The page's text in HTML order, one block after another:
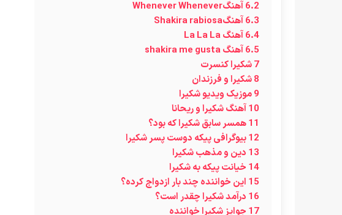
6.2آهنگWhenever Whenever
6.3آهنگShakira rabiosa
6.4آهنگ La La La
6.5آهنگ shakira me gusta
7شکیرا کنسرت
8شکیرا و فرزندان
9موزیک ویدیو شکیرا
10آهنگ شکیرا و ریحانا
11همسر سابق شکیرا که بود؟
12بیوگرافی پیکه دوست پسر شکیرا
13 دین و مذهب شکیرا
14 خیانت پیکه به شکیرا
15 این خواننده چند بار ازدواج کرده؟
16 درآمد شکیرا چقدر است؟
17 جوایز شکیرا خواننده